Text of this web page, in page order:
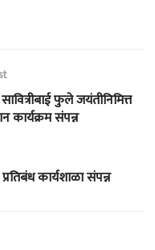
फुले जयंतीनिमित्त
कार्यक्रम संपन्न
कार्यशाळा संपन्न